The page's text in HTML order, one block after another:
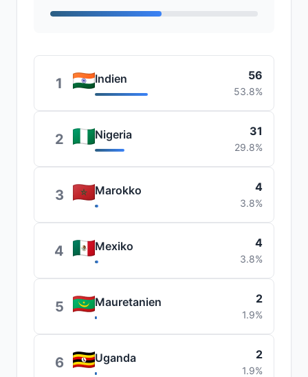
1 Indien 56
53.8%
2 Nigeria 31
29.8%
3 Marokko 4
3.8%
4 Mexiko 4
3.8%
5 Mauretanien 2
1.9%
6 Uganda 2
1.9%